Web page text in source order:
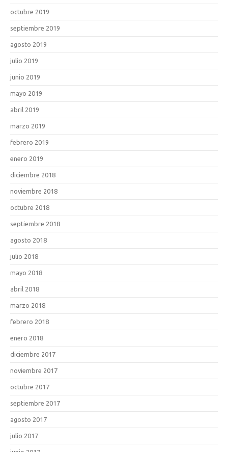
octubre 2019
septiembre 2019
agosto 2019
julio 2019
junio 2019
mayo 2019
abril 2019
marzo 2019
febrero 2019
enero 2019
diciembre 2018
noviembre 2018
octubre 2018
septiembre 2018
agosto 2018
julio 2018
mayo 2018
abril 2018
marzo 2018
febrero 2018
enero 2018
diciembre 2017
noviembre 2017
octubre 2017
septiembre 2017
agosto 2017
julio 2017